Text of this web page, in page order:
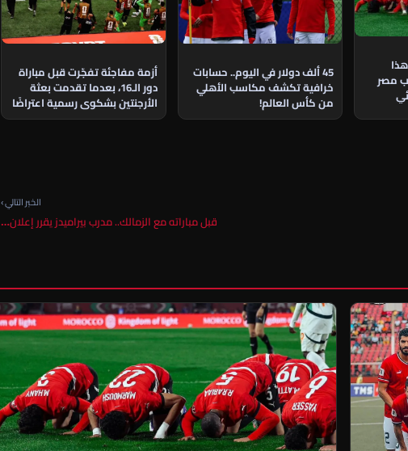
مصر 45 ألف دولار في اليوم.. حسابات
خرافية تكشف مكاسب الأهلي
من كأس العالم!
أزمة مفاجئة تفجّرت قبل مباراة
دور الـ16، بعدما تقدمت بعثة
الأرجنتين بشكوى رسمية اعتراضًا
على مشاركة نجم منتخب مصر
الخبر التالي ›
​قبل مباراته مع الزمالك.. مدرب بيراميدز يقرر إعلان…